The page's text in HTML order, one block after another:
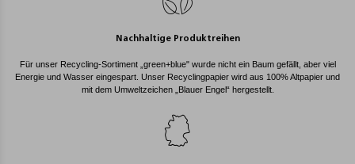
Nachhaltige Produktreihen
Für unser Recycling-Sortiment „green+blue" wurde nicht ein Baum gefällt, aber viel
Energie und Wasser eingespart. Unser Recyclingpapier wird aus 100% Altpapier und
mit dem Umweltzeichen „Blauer Engel“ hergestellt.